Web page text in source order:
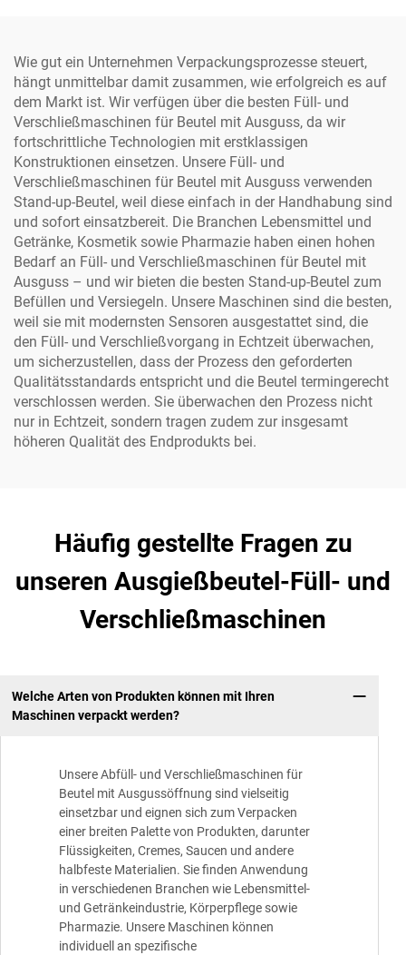
Getränke und
Chemikalien, 220 V
Wie gut ein Unternehmen Verpackungsprozesse steuert,
hängt unmittelbar damit zusammen, wie erfolgreich es auf
dem Markt ist. Wir verfügen über die besten Füll- und
Verschließmaschinen für Beutel mit Ausguss, da wir
fortschrittliche Technologien mit erstklassigen
Konstruktionen einsetzen. Unsere Füll- und
Verschließmaschinen für Beutel mit Ausguss verwenden
Stand-up-Beutel, weil diese einfach in der Handhabung sind
und sofort einsatzbereit. Die Branchen Lebensmittel und
Getränke, Kosmetik sowie Pharmazie haben einen hohen
Bedarf an Füll- und Verschließmaschinen für Beutel mit
Ausguss – und wir bieten die besten Stand-up-Beutel zum
Befüllen und Versiegeln. Unsere Maschinen sind die besten,
weil sie mit modernsten Sensoren ausgestattet sind, die
den Füll- und Verschließvorgang in Echtzeit überwachen,
um sicherzustellen, dass der Prozess den geforderten
Qualitätsstandards entspricht und die Beutel termingerecht
verschlossen werden. Sie überwachen den Prozess nicht
nur in Echtzeit, sondern tragen zudem zur insgesamt
höheren Qualität des Endprodukts bei.
Häufig gestellte Fragen zu
unseren Ausgießbeutel-Füll- und
Verschließmaschinen
Welche Arten von Produkten können mit Ihren
Maschinen verpackt werden?
Unsere Abfüll- und Verschließmaschinen für
Beutel mit Ausgussöffnung sind vielseitig
einsetzbar und eignen sich zum Verpacken
einer breiten Palette von Produkten, darunter
Flüssigkeiten, Cremes, Saucen und andere
halbfeste Materialien. Sie finden Anwendung
in verschiedenen Branchen wie Lebensmittel-
und Getränkeindustrie, Körperpflege sowie
Pharmazie. Unsere Maschinen können
individuell an spezifische